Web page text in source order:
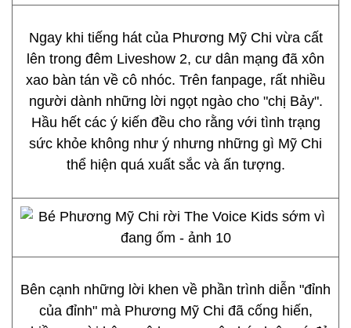
Ngay khi tiếng hát của Phương Mỹ Chi vừa cất
lên trong đêm Liveshow 2, cư dân mạng đã xôn
xao bàn tán về cô nhóc. Trên fanpage, rất nhiều
người dành những lời ngọt ngào cho "chị Bảy".
Hầu hết các ý kiến đều cho rằng với tình trạng
sức khỏe không như ý nhưng những gì Mỹ Chi
thể hiện quá xuất sắc và ấn tượng.
Bên cạnh những lời khen về phần trình diễn "đỉnh
của đỉnh" mà Phương Mỹ Chi đã cống hiến,